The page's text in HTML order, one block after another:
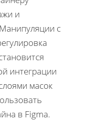
и
с
интеграции
масок
в Figma.